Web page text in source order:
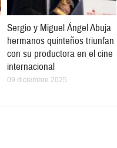
Sergio y Miguel Ángel Abuja
hermanos quinteños triunfan
con su productora en el cine
internacional
09 diciembre 2025